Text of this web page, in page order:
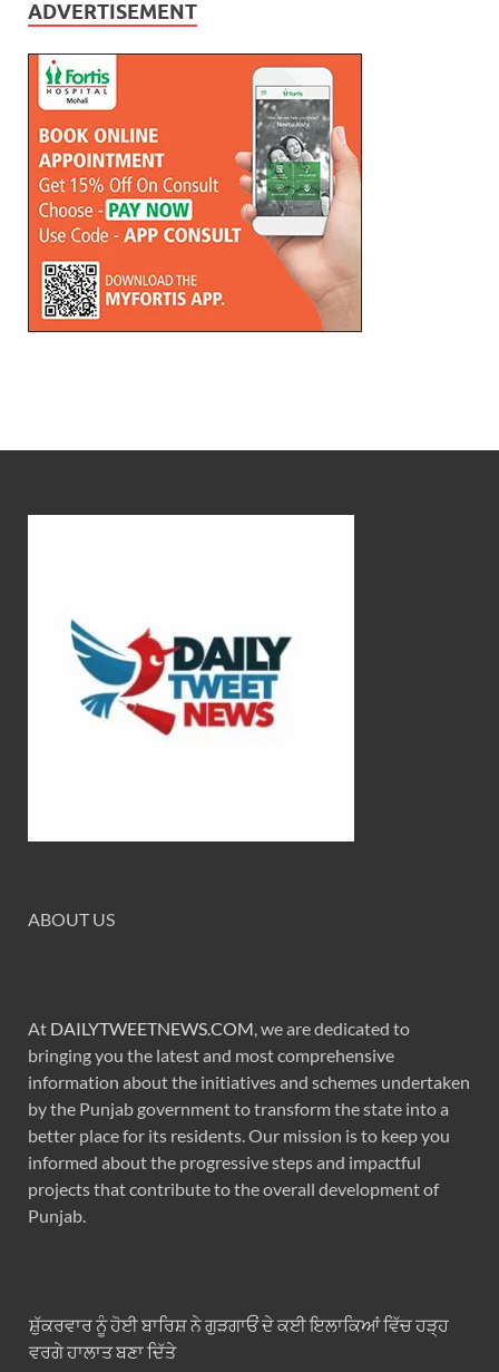
ADVERTISEMENT
ABOUT US
At DAILYTWEETNEWS.COM, we are dedicated to
bringing you the latest and most comprehensive
information about the initiatives and schemes undertaken
by the Punjab government to transform the state into a
better place for its residents. Our mission is to keep you
informed about the progressive steps and impactful
projects that contribute to the overall development of
Punjab.
ਸ਼ੁੱਕਰਵਾਰ ਨੂੰ ਹੋਈ ਬਾਰਿਸ਼ ਨੇ ਗੁੜਗਾਓਂ ਦੇ ਕਈ ਇਲਾਕਿਆਂ ਵਿੱਚ ਹੜ੍ਹ
ਵਰਗੇ ਹਾਲਾਤ ਬਣਾ ਦਿੱਤੇ